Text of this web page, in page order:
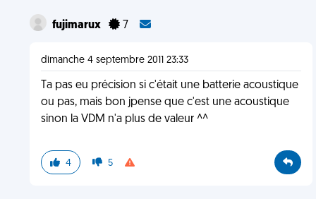
fujimarux 7
dimanche 4 septembre 2011 23:33
Ta pas eu précision si c'était une batterie acoustique
ou pas, mais bon jpense que c'est une acoustique
sinon la VDM n'a plus de valeur ^^
4 5